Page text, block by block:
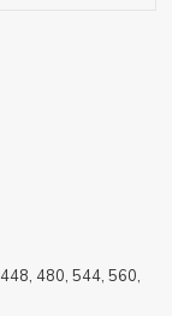
480, 544, 560,